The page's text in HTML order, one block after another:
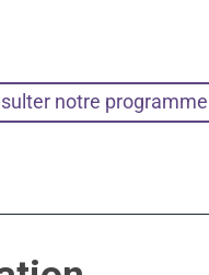
notre